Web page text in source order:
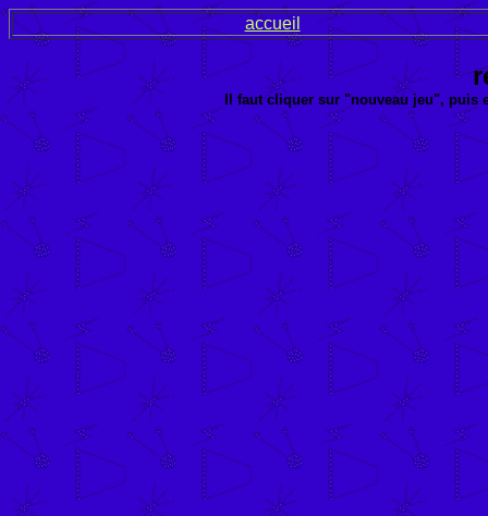
accueil
Il faut cliquer sur "nouveau jeu", puis